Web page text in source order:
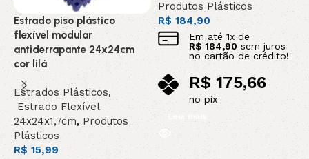
Estrado piso plástico
flexível modular
antiderrapante 24x24cm
cor lilá
Estrados Plásticos,
Estrado Flexível
24x24x1,7cm, Produtos
Plásticos
R$ 15,99
Produtos Plásticos
R$184,90
Em até1x de
R$ 184,90 sem juros
no cartão de crédito!
R$ 175,66
no pix
Leia mais